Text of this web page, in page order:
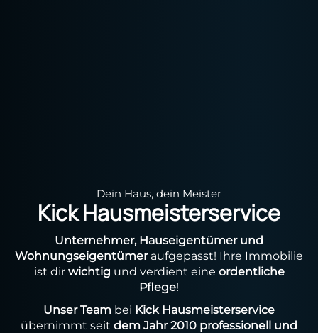
Dein Haus, dein Meister
Kick Hausmeisterservice
Unternehmer, Hauseigentümer und
Wohnungseigentümeraufgepasst! Ihre Immobilie
ist dir wichtig und verdient eine ordentliche
Pflege!
Unser Team bei Kick Hausmeisterservice
übernimmt seit dem Jahr 2010 professionell und